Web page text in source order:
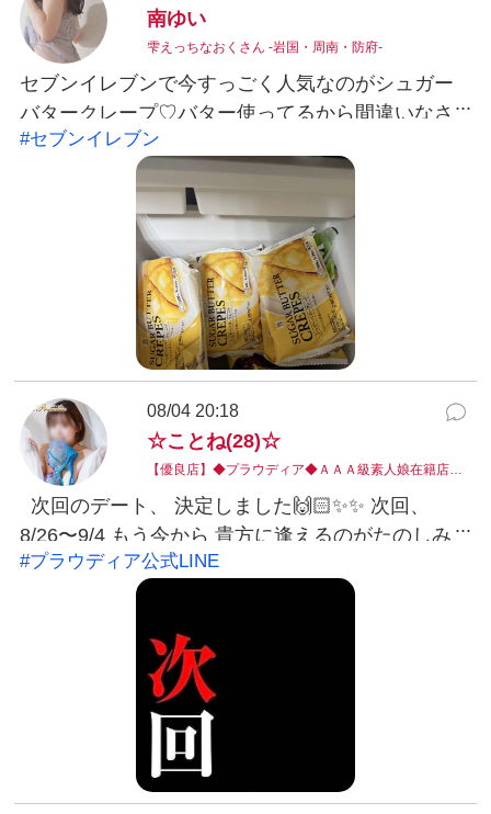
南ゆい
雫えっちなおくさん -岩国・周南・防府-
セブンイレブンで今すっごく人気なのがシュガー
バタークレープ♡バター使ってるから間違いなさ
そう💕人気になっててバズってます🤫💕#セブンイ
レブン南ゆい
#セブンイレブン
08/04 20:18
☆ことね(28)☆
【優良店】◆プラウディア◆ＡＡＡ級素人娘在籍店…
次回のデート、 決定しました🙌🏻✨✨ 次回、
8/26〜9/4 もう今から 貴方に逢えるのがたのしみ
です💗 🫧琴音🫧 LINEID:kotone@yamaguchi-
proudia #プラウディア公式LINE：@038ukvzr
から発信する事はありません。 ୨୧ ご予約・お問い
合わせ ୨୧ 気になったらお気軽にご連絡ください♡
📞 080-6330-9996 お店公式LINEはこちら LINEで
お友だち追加 LINE ID：@038ukvzr あなたからの
ご連絡、お待ちしています…♡
#プラウディア公式LINE